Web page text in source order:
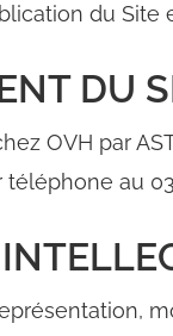
du Site
DU
OVH par
au